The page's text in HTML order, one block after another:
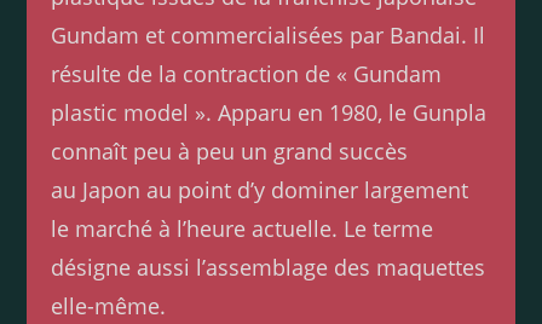
Gundam et commercialisées par Bandai. Il
résulte de la contraction de « Gundam
plastic model ». Apparu en 1980, le Gunpla
connaît peu à peu un grand succès
au Japon au point d’y dominer largement
le marché à l’heure actuelle. Le terme
désigne aussi l’assemblage des maquettes
elle-même.